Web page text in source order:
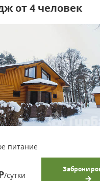
от 4 человек
питание
/сутки